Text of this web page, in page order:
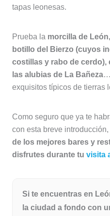
tapas leonesas.
Prueba la morcilla de
botillo del Bierzo (cuyos
costillas y rabo de cerdo),
las alubias de La Bañeza…
exquisitos típicos de tierras
Como seguro que ya te
con esta breve introducción,
de los mejores bares y
disfrutes durante tu visita
Si te encuentras en
la ciudad a fondo con